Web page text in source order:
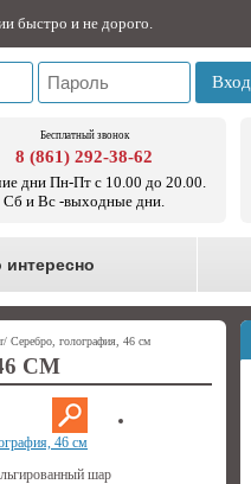
быстро и не дорого.
Вход
Бесплатный звонок
8 (861) 292-38-62
дни Пн-Пт с 10.00 до 20.00.
Сб и Вс -выходные дни.
интересно
Серебро, голография, 46 см
СМ
46 см
шар